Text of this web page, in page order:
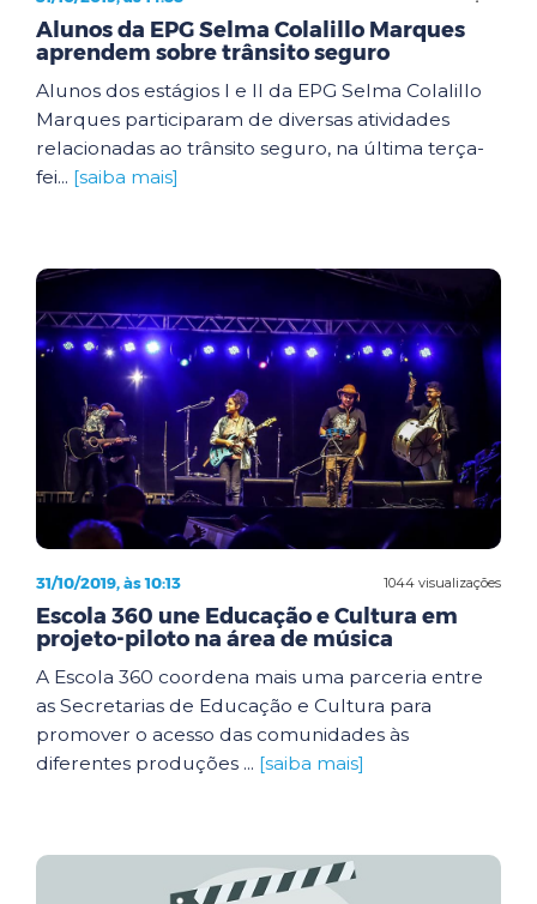
Alunos da EPG Selma Colalillo Marques
aprendem sobre trânsito seguro
Alunos dos estágios I e II da EPG Selma Colalillo
Marques participaram de diversas atividades
relacionadas ao trânsito seguro, na última terça-
fei... [saiba mais]
1044 visualizações
31/10/2019, às 10:13
Escola 360 une Educação e Cultura em
projeto-piloto na área de música
A Escola 360 coordena mais uma parceria entre
as Secretarias de Educação e Cultura para
promover o acesso das comunidades às
diferentes produções ... [saiba mais]